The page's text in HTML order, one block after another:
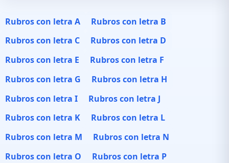
Rubros con letra A
Rubros con letra B
Rubros con letra C
Rubros con letra D
Rubros con letra E
Rubros con letra F
Rubros con letra G
Rubros con letra H
Rubros con letra I
Rubros con letra J
Rubros con letra K
Rubros con letra L
Rubros con letra M
Rubros con letra N
Rubros con letra O
Rubros con letra P